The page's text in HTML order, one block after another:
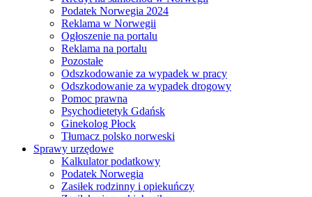
Podatek Norwegia 2024
Reklama w Norwegii
Ogłoszenie na portalu
Reklama na portalu
Pozostałe
Odszkodowanie za wypadek w pracy
Odszkodowanie za wypadek drogowy
Pomoc prawna
Psychodietetyk Gdańsk
Ginekolog Płock
Tłumacz polsko norweski
Sprawy urzędowe
Kalkulator podatkowy
Podatek Norwegia
Zasiłek rodzinny i opiekuńczy